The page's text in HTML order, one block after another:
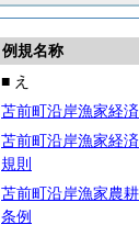
例規名称
■ え
苫前町沿岸漁家経
苫前町沿岸漁家経
規則
苫前町沿岸漁家農
条例